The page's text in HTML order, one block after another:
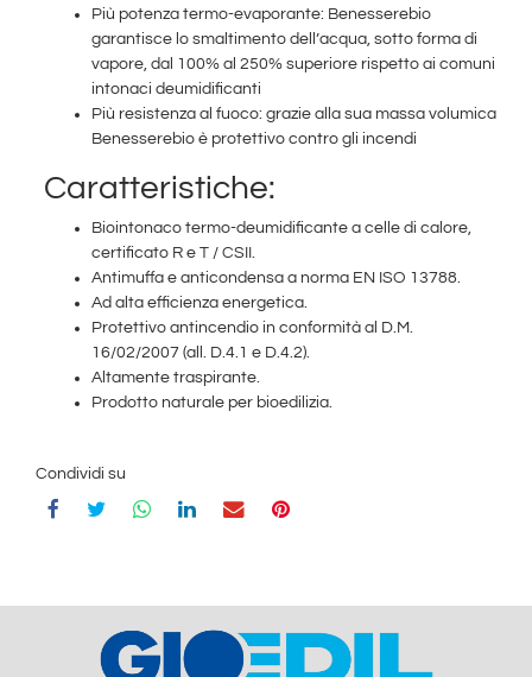
Più potenza termo-evaporante: Benesserebio
garantisce lo smaltimento dell’acqua, sotto forma di
vapore, dal 100% al 250% superiore rispetto ai comuni
intonaci deumidificanti
Più resistenza al fuoco: grazie alla sua massa volumica
Benesserebio è protettivo contro gli incendi
Caratteristiche:
Biointonaco termo-deumidificante a celle di calore,
certificato R e T / CSII.
Antimuffa e anticondensa a norma EN ISO 13788.
Ad alta efficienza energetica.
Protettivo antincendio in conformità al D.M.
16/02/2007 (all. D.4.1 e D.4.2).
Altamente traspirante.
Prodotto naturale per bioedilizia.
Condividi su